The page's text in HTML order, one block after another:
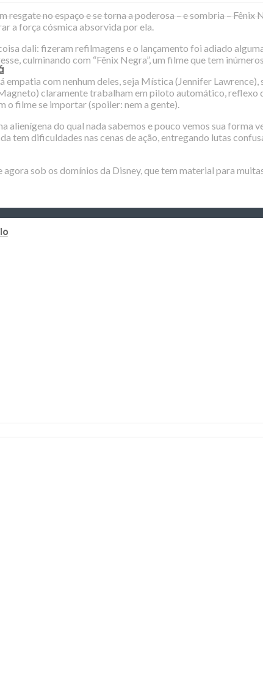
no espaço e se torna a poderosa – e sombria – Fênix
a força cósmica absorvida por ela.
dali: fizeram refilmagens e o lançamento foi adiado
culminando com “Fênix Negra”, um filme que tem
com nenhum deles, seja Mística (Jennifer Lawrence),
claramente trabalham em piloto automático, reflexo
o filme se importar (spoiler: nem a gente).
do qual nada sabemos e pouco vemos sua forma
dificuldades nas cenas de ação, entregando lutas
sob os domínios da Disney, que tem material para